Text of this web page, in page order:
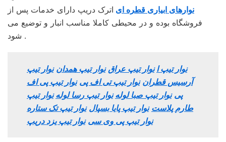
نوارهای ابیاری قطره ای اترک دریپ دارای خدمات پس از
فروشگاه بوده و در محیطی کاملا مناسب انبار و توضیع می
شود .
نوار تیپ ا نوار تیپ عراق نوار تیپ همدان نوار تیپ
آرسیس قطران نوار تیپ تی اف پی نوار تیپ پی اف
پی نوار تیپ صبا لوله نوار تیپ رسا لوله نوار تیپ
طارم پلاست نوار تیپ پایا بسپال نوار تیپ تک ستاره
نوار تیپ پی وی سی نوار تیپ یزد دریپ